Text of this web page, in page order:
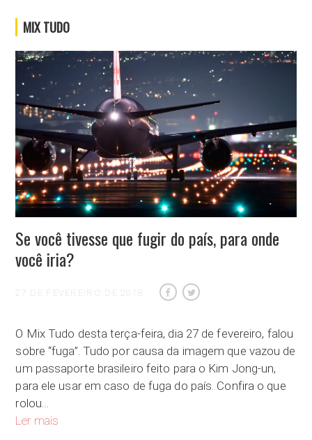
MIX TUDO
Se você tivesse que fugir do país, para onde
você iria?
27 DE FEVEREIRO DE 2018
O Mix Tudo desta terça-feira, dia 27 de fevereiro, falou
sobre “fuga”. Tudo por causa da imagem que vazou de
um passaporte brasileiro feito para o Kim Jong-un,
para ele usar em caso de fuga do país. Confira o que
rolou…
Ler mais